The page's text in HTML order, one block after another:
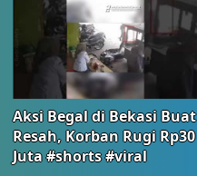
Aksi Begal di Bekasi Buat
Resah, Korban Rugi Rp30
Juta #shorts #viral